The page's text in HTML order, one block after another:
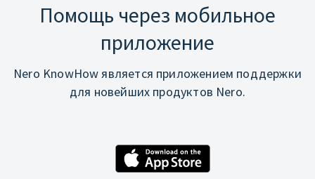
Помощь через мобильное
приложение
Nero KnowHow является приложением поддержки
для новейших продуктов Nero.